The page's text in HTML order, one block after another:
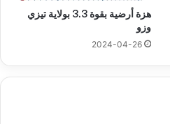
هزة أرضية بقوة 3.3 بولاية تيزي
وزو
2024-04-26